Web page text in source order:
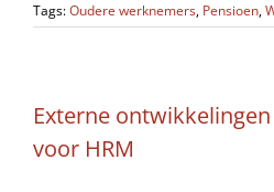
Tags:Oudere werknemers, Pensioen,
Externe
voor HRM